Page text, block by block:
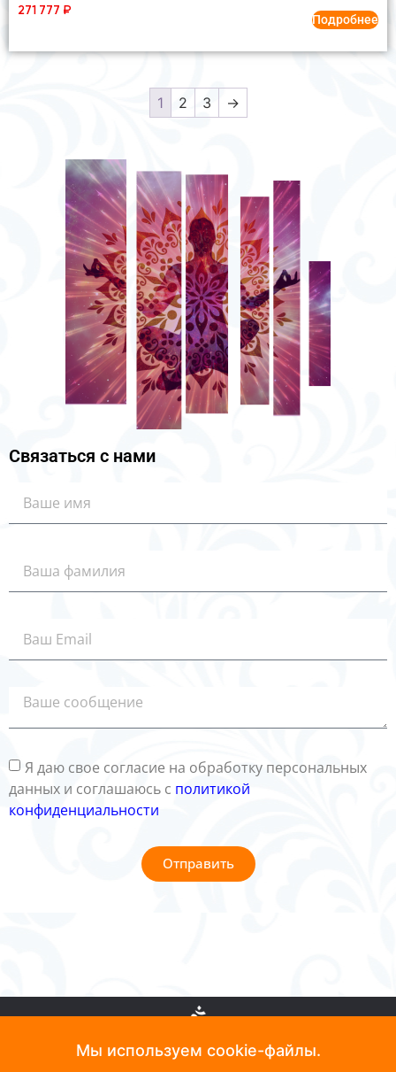
271 777 ₽
Подробнее
1 2 3 →
Связаться с нами
Я даю свое согласие на обработку персональных
данных и соглашаюсь с политикой
конфиденциальности
Отправить
Мы используем cookie-файлы.